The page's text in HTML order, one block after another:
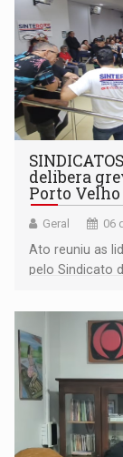
delibera
Porto Velho
Geral 06
Ato reuniu as
pelo Sindicato